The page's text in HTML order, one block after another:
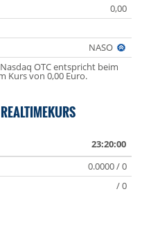
0,00
NASO
OTC entspricht beim
Kurs von 0,00 Euro.
23:20:00
0.0000 / 0
/ 0